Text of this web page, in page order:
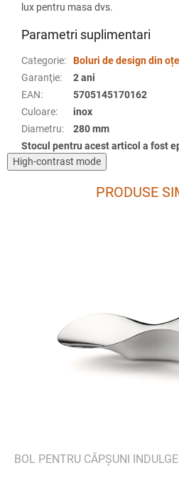
lux pentru masa dvs.
Parametri suplimentari
Categorie:
Boluri de design din
Garanţie:
2 ani
EAN:
5705145170162
Culoare:
inox
Diametru:
280 mm
Stocul pentru acest articol a fost
High-contrast mode
PRODUSE
BOL PENTRU CĂPȘUNI